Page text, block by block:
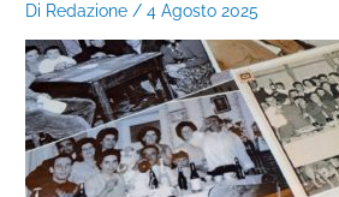
Di Redazione /4 Agosto 2025